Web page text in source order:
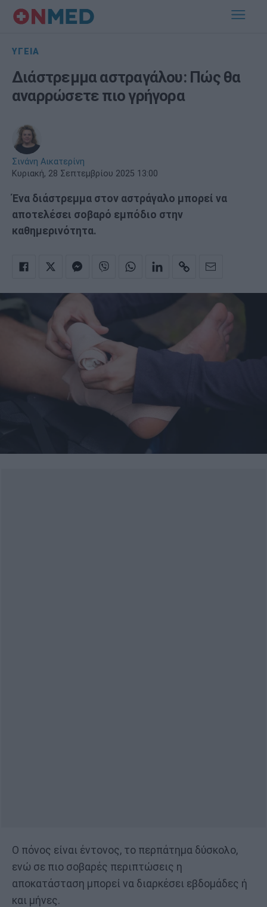
ΥΓΕΙΑ
Διάστρεμμα αστραγάλου: Πώς θα
αναρρώσετε πιο γρήγορα
Σινάνη Αικατερίνη
Κυριακή, 28 Σεπτεμβρίου 2025 13:00
Ένα διάστρεμμα στον αστράγαλο μπορεί να
αποτελέσει σοβαρό εμπόδιο στην
καθημερινότητα.
Ο πόνος είναι έντονος, το περπάτημα δύσκολο,
ενώ σε πιο σοβαρές περιπτώσεις η
αποκατάσταση μπορεί να διαρκέσει εβδομάδες ή
και μήνες.